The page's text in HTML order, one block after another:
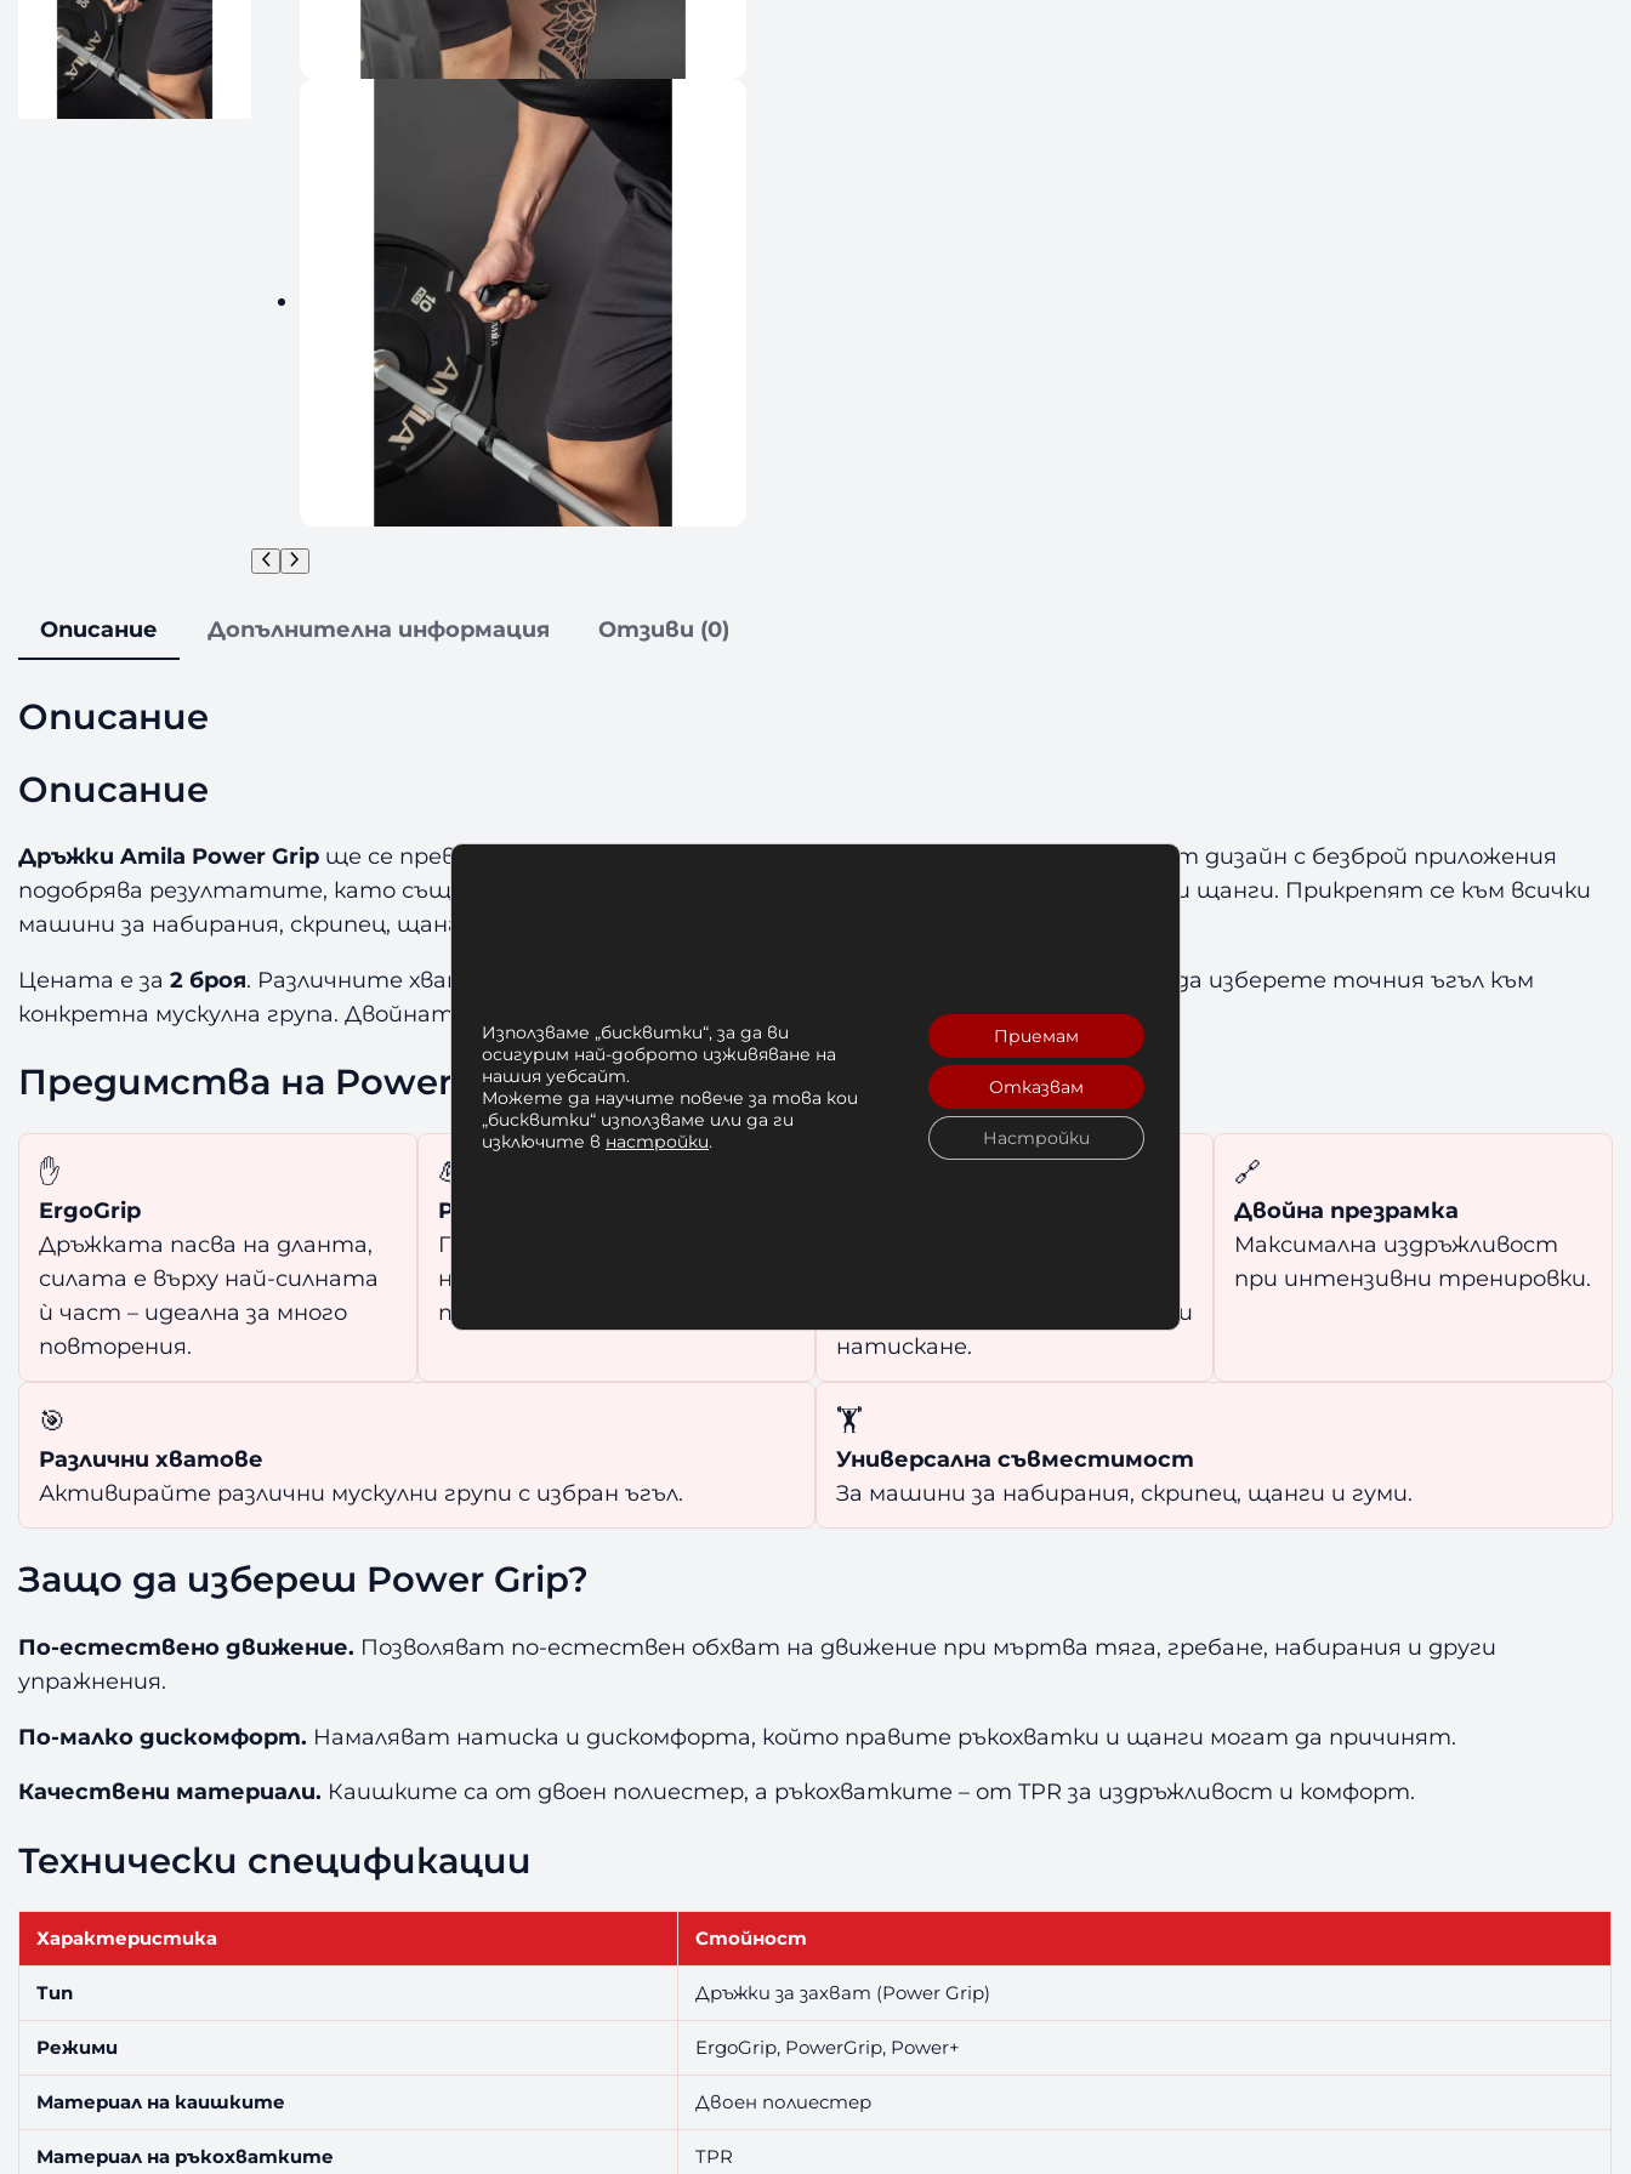
Описание Допълнителна информация Отзиви (0)
Описание
Описание
Дръжки Amila Power Grip ще се превърнат във Вашите любими фитнес аксесоари. Компактният дизайн с безброй приложения
подобрява резултатите, като същевременно намалява дискомфорта от правите ръкохватки и щанги. Прикрепят се към всички
машини за набирания, скрипец, щанги и гуми.
Цената е за2 броя. Различните хватове активират различни мускулни групи, така че можете да изберете точния ъгъл към
конкретна мускулна група. Двойната презрамка осигурява максимална издръжливост.
Предимства на Power Grip
✋
ErgoGrip
Дръжката пасва на дланта,
силата е върху най-силната
ѝ част – идеална за много
повторения.
💪
PowerGrip
Поддържа по-слабите части
на дланта за повдигане и
теглене на повече тежест.
инструменти за дърпане или
натискане.
🔗
Двойна презрамка
Максимална издръжливост
при интензивни тренировки.
🎯
Различни хватове
Активирайте различни мускулни групи с избран ъгъл.
🏋️
Универсална съвместимост
За машини за набирания, скрипец, щанги и гуми.
Защо да избереш Power Grip?
По-естествено движение. Позволяват по-естествен обхват на движение при мъртва тяга, гребане, набирания и други
упражнения.
По-малко дискомфорт. Намаляват натиска и дискомфорта, който правите ръкохватки и щанги могат да причинят.
Качествени материали. Каишките са от двоен полиестер, а ръкохватките – от TPR за издръжливост и комфорт.
Технически спецификации
Характеристика Стойност
Тип Дръжки за захват (Power Grip)
Режими ErgoGrip, PowerGrip, Power+
Материал на каишките Двоен полиестер
Материал на ръкохватките TPR
Използваме „бисквитки“, за да ви
осигурим най-доброто изживяване на
нашия уебсайт.
Можете да научите повече за това кои
„бисквитки“ използваме или да ги
изключите в настройки.
Приемам
Отказвам
Настройки